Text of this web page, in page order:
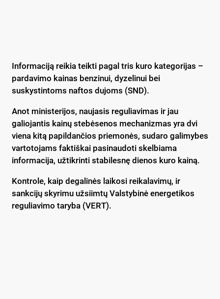
Informaciją reikia teikti pagal tris kuro kategorijas –
pardavimo kainas benzinui, dyzelinui bei
suskystintoms naftos dujoms (SND).
Anot ministerijos, naujasis reguliavimas ir jau
galiojantis kainų stebėsenos mechanizmas yra dvi
viena kitą papildančios priemonės, sudaro galimybes
vartotojams faktiškai pasinaudoti skelbiama
informacija, užtikrinti stabilesnę dienos kuro kainą.
Kontrole, kaip degalinės laikosi reikalavimų, ir
sankcijų skyrimu užsiimtų Valstybinė energetikos
reguliavimo taryba (VERT).